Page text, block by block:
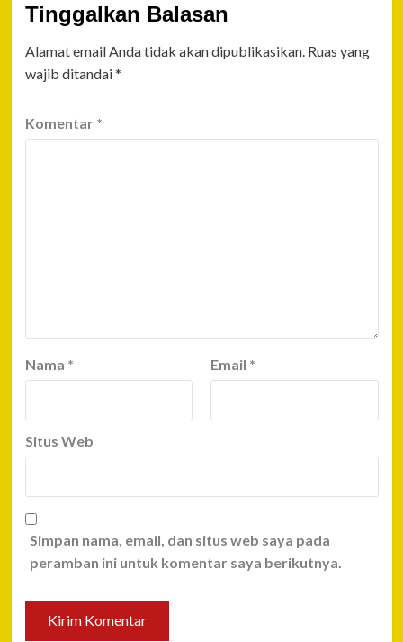
Tinggalkan Balasan
Alamat email Anda tidak akan dipublikasikan. Ruas yang
wajib ditandai*
Komentar *
Nama * Email *
Situs Web
Simpan nama, email, dan situs web saya pada
peramban ini untuk komentar saya berikutnya.